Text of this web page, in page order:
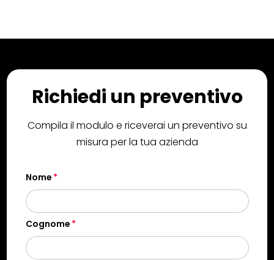
Richiedi un preventivo
Compila il modulo e riceverai un preventivo su
misura per la tua azienda
Nome
Cognome